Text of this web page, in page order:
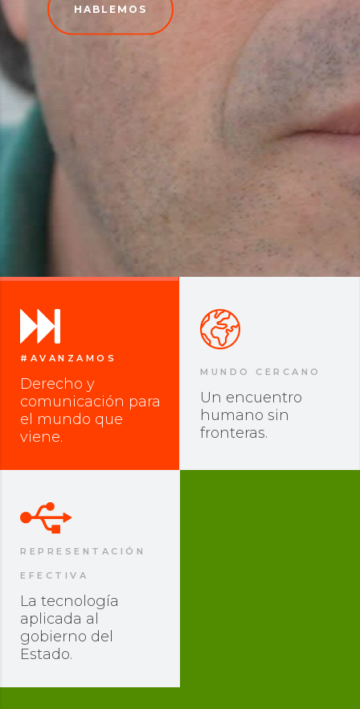
#AVANZAMOS
Derecho y
comunicación para
el mundo que
viene.
MUNDO CERCANO
Un encuentro
humano sin
fronteras.
REPRESENTACIÓN
EFECTIVA
La tecnología
aplicada al
gobierno del
Estado.